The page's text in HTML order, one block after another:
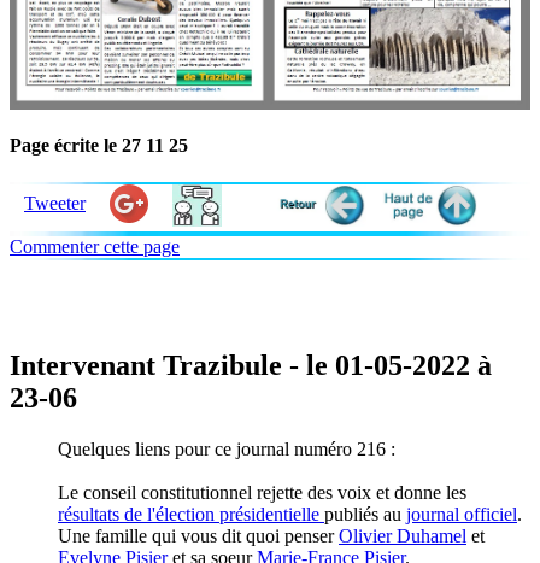
Page écrite le 27 11 25
Tweeter
Commenter cette page
Intervenant Trazibule - le 01-05-2022 à
23-06
Quelques liens pour ce journal numéro 216 :
Le conseil constitutionnel rejette des voix et donne les
résultats de l'élection présidentielle publiés au journal officiel.
Une famille qui vous dit quoi penserOlivier Duhamel et
Evelyne Pisieret sa soeurMarie-France Pisier.